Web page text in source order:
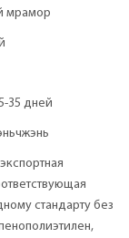
мрамор
35 дней
стандарту без